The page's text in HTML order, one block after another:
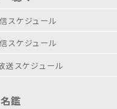
スケジュール
スケジュール
送スケジュール
鑑